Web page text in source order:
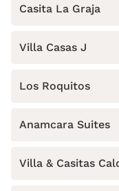
Casita La Graja
Villa Casas J
Los Roquitos
Anamcara Suites
Villa & Casitas